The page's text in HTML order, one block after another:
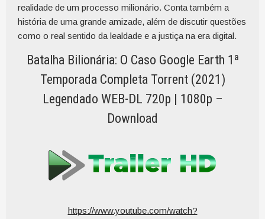
realidade de um processo milionário. Conta também a
história de uma grande amizade, além de discutir questões
como o real sentido da lealdade e a justiça na era digital.
Batalha Bilionária: O Caso Google Earth 1ª
Temporada Completa Torrent (2021)
Legendado WEB-DL 720p | 1080p –
Download
https://www.youtube.com/watch?